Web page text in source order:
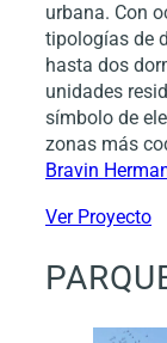
urbana. Con
tipologías de
hasta dos
unidades
símbolo de
zonas más
Bravin
Ver Proyecto